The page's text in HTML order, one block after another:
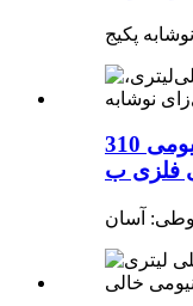
310 میلی لیتر قوطی های آلومینیومی